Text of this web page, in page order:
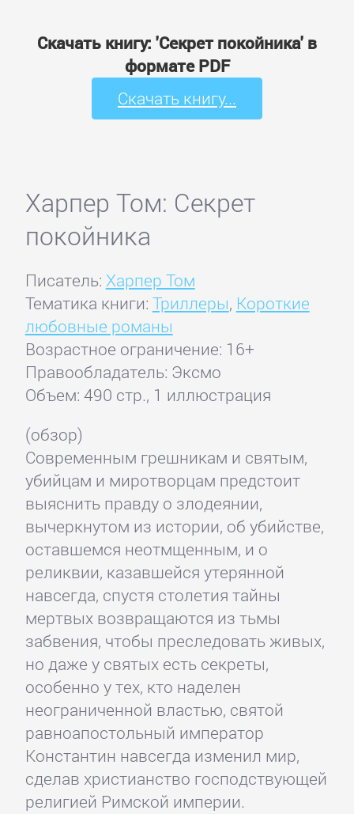
Скачать книгу: 'Секрет покойника' в
формате PDF
Скачать книгу...
Харпер Том: Секрет
покойника
Писатель: Харпер Том
Тематика книги: Триллеры, Короткие
любовные романы
Возрастное ограничение: 16+
Правообладатель: Эксмо
Объем: 490 стр., 1 иллюстрация
(обзор)
Современным грешникам и святым,
убийцам и миротворцам предстоит
выяснить правду о злодеянии,
вычеркнутом из истории, об убийстве,
оставшемся неотмщенным, и о
реликвии, казавшейся утерянной
навсегда, спустя столетия тайны
мертвых возвращаются из тьмы
забвения, чтобы преследовать живых,
но даже у святых есть секреты,
особенно у тех, кто наделен
неограниченной властью, святой
равноапостольный император
Константин навсегда изменил мир,
сделав христианство господствующей
религией Римской империи.